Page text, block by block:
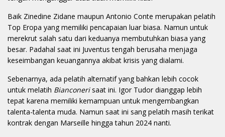
Baik Zinedine Zidane maupun Antonio Conte merupakan pelatih
Top Eropa yang memiliki pencapaian luar biasa. Namun untuk
merekrut salah satu dari keduanya membutuhkan biasa yang
besar. Padahal saat ini Juventus tengah berusaha menjaga
keseimbangan keuangannya akibat krisis yang dialami.
Sebenarnya, ada pelatih alternatif yang bahkan lebih cocok
untuk melatih Bianconerisaat ini. Igor Tudor dianggap lebih
tepat karena memiliki kemampuan untuk mengembangkan
talenta-talenta muda. Namun saat ini sang pelatih masih terikat
kontrak dengan Marseille hingga tahun 2024 nanti.